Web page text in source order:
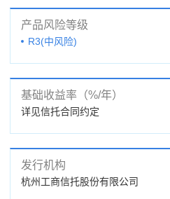
产品风险等级
R3(中风险)
基础收益率（%/年）
详见信托合同约定
发行机构
杭州工商信托股份有限公司